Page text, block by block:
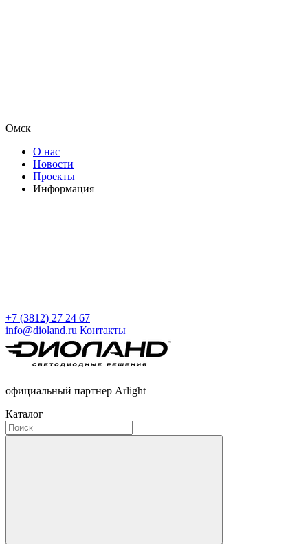
Омск
О нас
Новости
Проекты
Информация
+7 (3812) 27 24 67
info@dioland.ru Контакты
официальный партнер Arlight
Каталог